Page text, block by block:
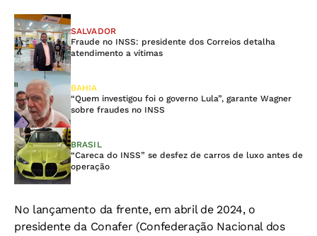
SALVADOR
Fraude no INSS: presidente dos Correios detalha
atendimento a vítimas
BAHIA
“Quem investigou foi o governo Lula”, garante Wagner
sobre fraudes no INSS
BRASIL
“Careca do INSS” se desfez de carros de luxo antes de
operação
No lançamento da frente, em abril de 2024, o
presidente da Conafer (Confederação Nacional dos